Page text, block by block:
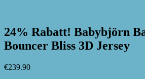
24% Rabatt! Babybjörn
Bouncer Bliss 3D Jersey
€239.90